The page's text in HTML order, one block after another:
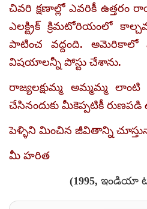
చివరి క్షణాల్లో ఎవరికీ ఉత్తరం
ఎలక్ట్రిక్‌ క్రిమటోరియంలో
పాటించ వద్దంది. అమెరికాలో
విషయాలన్నీ పోస్టు చేశాను.
రాజ్యలక్షుమ్మ అమ్మమ్మ లాంటి
చేసినందుకు మీకెప్పటికీ రుణపడి
పెళ్ళిని మించిన జీవితాన్ని
మీ హరిత
(1995, ఇండియా